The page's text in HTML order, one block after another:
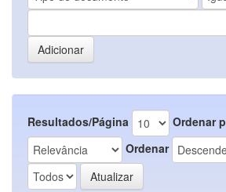
Resultados/Página
Ordenar
Ordenar